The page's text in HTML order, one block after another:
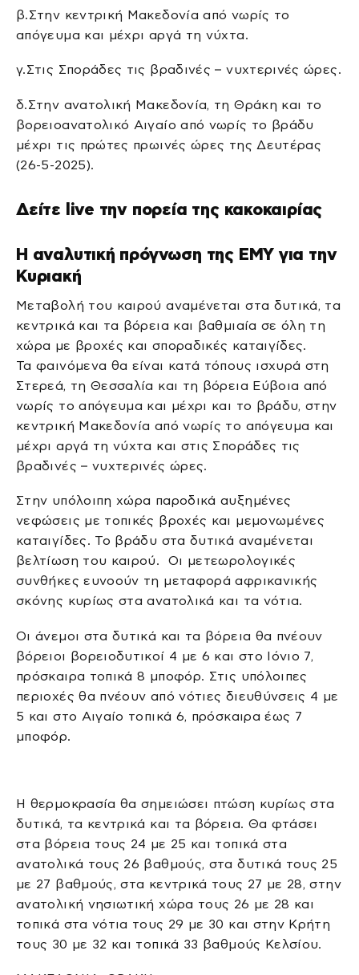
β.Στην κεντρική Μακεδονία από νωρίς το
απόγευμα και μέχρι αργά τη νύχτα.
γ.Στις Σποράδες τις βραδινές – νυχτερινές ώρες.
δ.Στην ανατολική Μακεδονία, τη Θράκη και το
βορειοανατολικό Αιγαίο από νωρίς το βράδυ
μέχρι τις πρώτες πρωινές ώρες της Δευτέρας
(26-5-2025).
Δείτε live την πορεία της κακοκαιρίας
Η αναλυτική πρόγνωση της ΕΜΥ για την
Κυριακή
Μεταβολή του καιρού αναμένεται στα δυτικά, τα
κεντρικά και τα βόρεια και βαθμιαία σε όλη τη
χώρα με βροχές και σποραδικές καταιγίδες.
Τα φαινόμενα θα είναι κατά τόπους ισχυρά στη
Στερεά, τη Θεσσαλία και τη βόρεια Εύβοια από
νωρίς το απόγευμα και μέχρι και το βράδυ, στην
κεντρική Μακεδονία από νωρίς το απόγευμα και
μέχρι αργά τη νύχτα και στις Σποράδες τις
βραδινές – νυχτερινές ώρες.
Στην υπόλοιπη χώρα παροδικά αυξημένες
νεφώσεις με τοπικές βροχές και μεμονωμένες
καταιγίδες. Το βράδυ στα δυτικά αναμένεται
βελτίωση του καιρού. Οι μετεωρολογικές
συνθήκες ευνοούν τη μεταφορά αφρικανικής
σκόνης κυρίως στα ανατολικά και τα νότια.
Οι άνεμοι στα δυτικά και τα βόρεια θα πνέουν
βόρειοι βορειοδυτικοί 4 με 6 και στο Ιόνιο 7,
πρόσκαιρα τοπικά 8 μποφόρ. Στις υπόλοιπες
περιοχές θα πνέουν από νότιες διευθύνσεις 4 με
5 και στο Αιγαίο τοπικά 6, πρόσκαιρα έως 7
μποφόρ.
Η θερμοκρασία θα σημειώσει πτώση κυρίως στα
δυτικά, τα κεντρικά και τα βόρεια. Θα φτάσει
στα βόρεια τους 24 με 25 και τοπικά στα
ανατολικά τους 26 βαθμούς, στα δυτικά τους 25
με 27 βαθμούς, στα κεντρικά τους 27 με 28, στην
ανατολική νησιωτική χώρα τους 26 με 28 και
τοπικά στα νότια τους 29 με 30 και στην Κρήτη
τους 30 με 32 και τοπικά 33 βαθμούς Κελσίου.